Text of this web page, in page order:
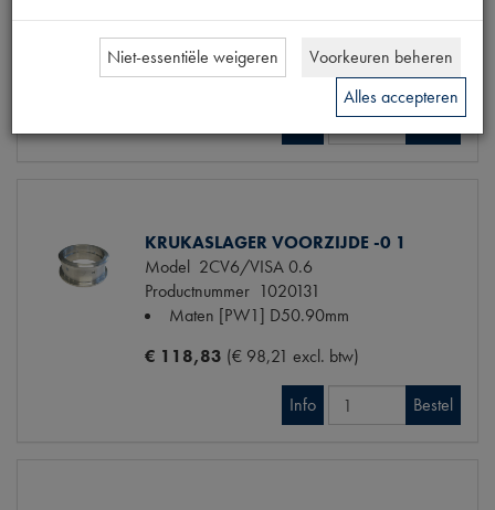
Maten[PW1] D51.00mm
€ 118,83(€ 98,21 excl. btw)
Bestel
KRUKASLAGER VOORZIJDE -0 1
Model 2CV6/VISA 0.6
Productnummer 1020131
Maten [PW1] D50.90mm
€ 118,83 (€ 98,21 excl. btw)
Info Bestel
Niet-essentiële weigeren
Voorkeuren beheren
Alles accepteren